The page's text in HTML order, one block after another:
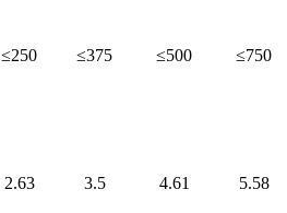
≤250 ≤375 ≤500 ≤750
2.63 3.5 4.61 5.58